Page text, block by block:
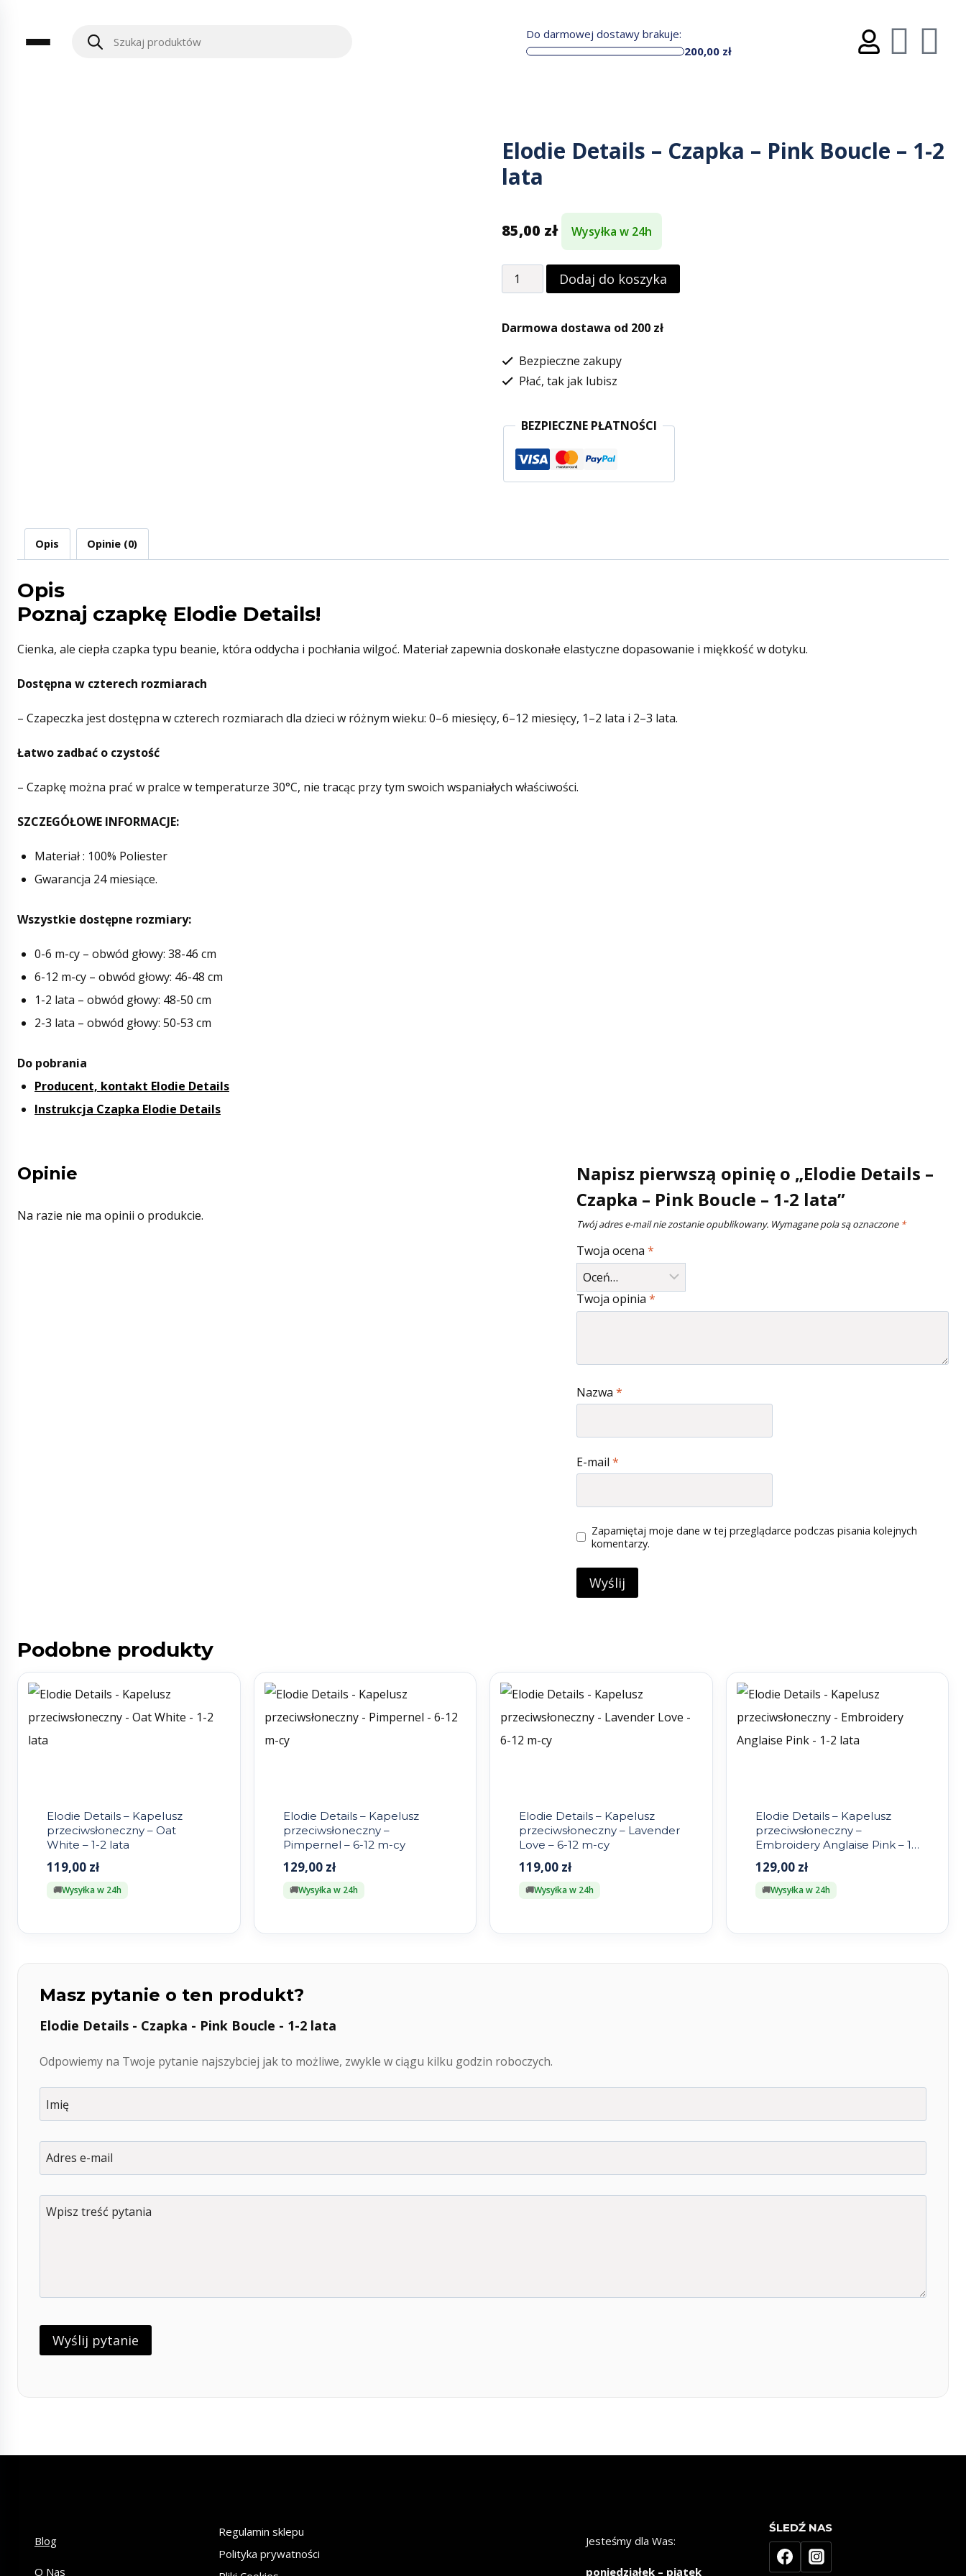
Do darmowej dostawy brakuje:
200,00 zł
Elodie Details – Czapka – Pink Boucle – 1-2
lata
85,00 zł Wysyłka w 24h
Dodaj do koszyka
Darmowa dostawa od 200 zł
Bezpieczne zakupy
Płać, tak jak lubisz
BEZPIECZNE PŁATNOŚCI
Opis Opinie (0)
Opis
Poznaj czapkę Elodie Details!
Cienka, ale ciepła czapka typu beanie, która oddycha i pochłania wilgoć. Materiał zapewnia doskonałe elastyczne dopasowanie i miękkość w dotyku.
Dostępna w czterech rozmiarach
– Czapeczka jest dostępna w czterech rozmiarach dla dzieci w różnym wieku: 0–6 miesięcy, 6–12 miesięcy, 1–2 lata i 2–3 lata.
Łatwo zadbać o czystość
– Czapkę można prać w pralce w temperaturze 30°C, nie tracąc przy tym swoich wspaniałych właściwości.
SZCZEGÓŁOWE INFORMACJE:
Materiał : 100% Poliester
Gwarancja 24 miesiące.
Wszystkie dostępne rozmiary:
0-6 m-cy – obwód głowy: 38-46 cm
6-12 m-cy – obwód głowy: 46-48 cm
1-2 lata – obwód głowy: 48-50 cm
2-3 lata – obwód głowy: 50-53 cm
Do pobrania
Producent, kontakt Elodie Details
Instrukcja Czapka Elodie Details
Opinie
Na razie nie ma opinii o produkcie.
Napisz pierwszą opinię o „Elodie Details –
Czapka – Pink Boucle – 1-2 lata”
Twój adres e-mail nie zostanie opublikowany. Wymagane pola są oznaczone *
Twoja ocena *
Twoja opinia *
Nazwa *
E-mail *
Zapamiętaj moje dane w tej przeglądarce podczas pisania kolejnych
komentarzy.
Podobne produkty
Elodie Details – Kapelusz
przeciwsłoneczny – Oat
White – 1-2 lata
119,00 zł
Wysyłka w 24h
Elodie Details – Kapelusz
przeciwsłoneczny –
Pimpernel – 6-12 m-cy
129,00 zł
Wysyłka w 24h
Elodie Details – Kapelusz
przeciwsłoneczny – Lavender
Love – 6-12 m-cy
119,00 zł
Wysyłka w 24h
Elodie Details – Kapelusz
przeciwsłoneczny –
Embroidery Anglaise Pink – 1-
2 lata
129,00 zł
Wysyłka w 24h
Masz pytanie o ten produkt?
Elodie Details - Czapka - Pink Boucle - 1-2 lata
Odpowiemy na Twoje pytanie najszybciej jak to możliwe, zwykle w ciągu kilku godzin roboczych.
Blog
O Nas
Regulamin sklepu
Polityka prywatności
Jesteśmy dla Was:
poniedziałek – piątek
ŚLEDŹ NAS